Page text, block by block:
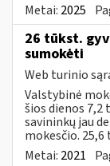
Metai: 2025
26 tūkst.
sumokėti
Web turinio
Valstybinė
šios dienos
savininkų jau
mokesčio.
Metai: 2021